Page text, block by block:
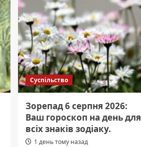
Суспільство
Зорепад 6 серпня 2026:
Ваш гороскоп на день для
всіх знаків зодіаку.
1 день тому назад